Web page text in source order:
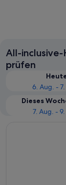
All-
prüfen
6. Aug. - 7.
Dieses
7. Aug. - 9.